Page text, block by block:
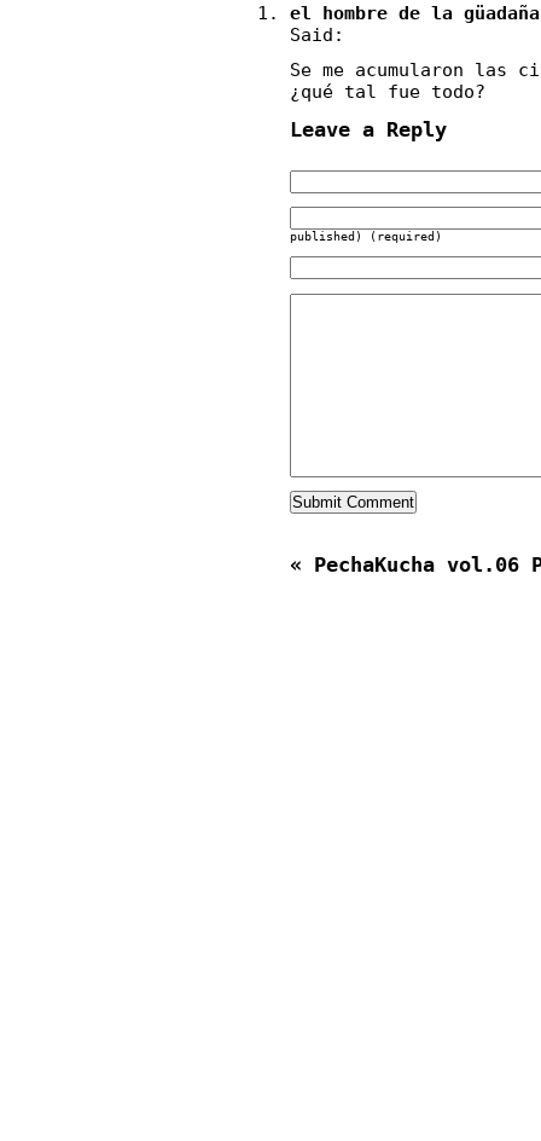
el hombre de la güadaña
Said:
Se me acumularon las
¿qué tal fue todo?
Leave a Reply
published) (required)
« PechaKucha vol.06